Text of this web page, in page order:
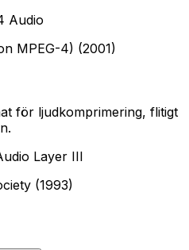
Audio
MPEG-4) (2001)
för ljudkomprimering, flitigt
Layer III
(1993)